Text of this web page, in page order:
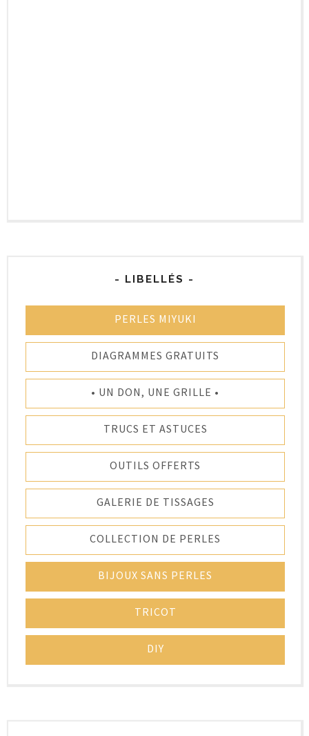
- LIBELLÉS -
PERLES MIYUKI
DIAGRAMMES GRATUITS
• UN DON, UNE GRILLE •
TRUCS ET ASTUCES
OUTILS OFFERTS
GALERIE DE TISSAGES
COLLECTION DE PERLES
BIJOUX SANS PERLES
TRICOT
DIY